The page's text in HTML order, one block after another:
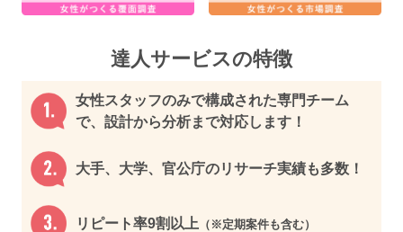
達⼈サービスの特徴
女性スタッフのみで構成された専門チーム
で、設計から分析まで対応します！
大手、大学、官公庁のリサーチ実績も多数！
リピート率9割以上 （※定期案件も含む）